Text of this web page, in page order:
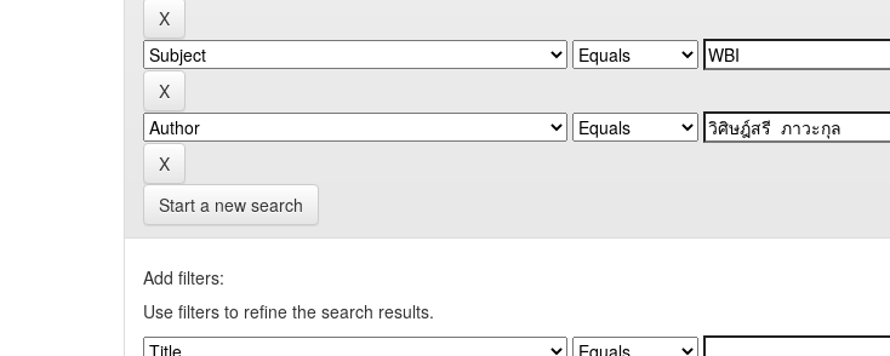
Start a new search
Add filters:
Use filters to refine the search results.